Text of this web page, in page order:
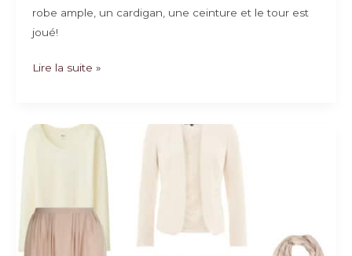
robe ample, un cardigan, une ceinture et le tour est
joué!
Ronde
!
Lire la suite »